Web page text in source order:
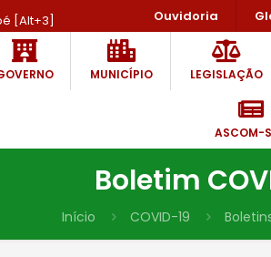
[Alt+3] Ouvidoria
MUNICÍPIO LEGISLAÇÃO
ASCOM-
Boletim
Início COVID-19